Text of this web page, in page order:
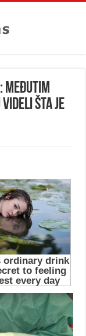
Međutim
ŠTA JE